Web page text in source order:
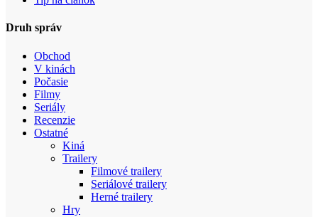
Druh správ
Obchod
V kinách
Počasie
Filmy
Seriály
Recenzie
Ostatné
Kiná
Trailery
Filmové trailery
Seriálové trailery
Herné trailery
Hry